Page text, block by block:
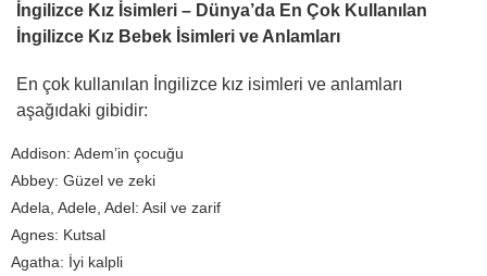
İngilizce Kız İsimleri – Dünya’da En Çok Kullanılan
İngilizce Kız Bebek İsimleri ve Anlamları
En çok kullanılan İngilizce kız isimleri ve anlamları
aşağıdaki gibidir:
Addison: Adem’in çocuğu
Abbey: Güzel ve zeki
Adela, Adele, Adel: Asil ve zarif
Agnes: Kutsal
Agatha: İyi kalpli